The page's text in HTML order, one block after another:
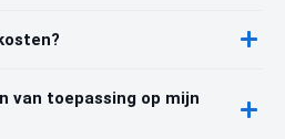
van toepassing op mijn